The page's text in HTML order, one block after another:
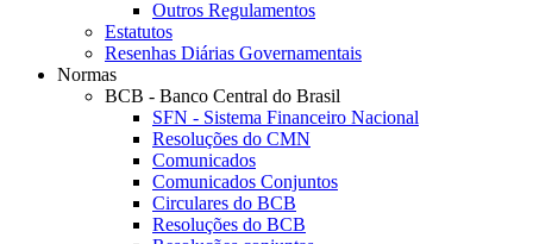
Outros Regulamentos
Estatutos
Resenhas Diárias Governamentais
Normas
BCB - Banco Central do Brasil
SFN - Sistema Financeiro Nacional
Resoluções do CMN
Comunicados
Comunicados Conjuntos
Circulares do BCB
Resoluções do BCB